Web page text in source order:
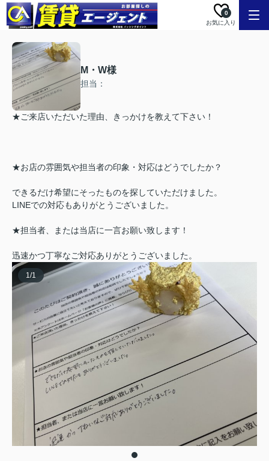
お気に入り
0
M・W様
担当：
★ご来店いただいた理由、きっかけを教えて下さい！
★お店の雰囲気や担当者の印象・対応はどうでしたか？
できるだけ希望にそったものを探していただけました。
LINEでの対応もありがとうございました。
★担当者、または当店に一言お願い致します！
迅速かつ丁寧なご対応ありがとうございました。
1/1